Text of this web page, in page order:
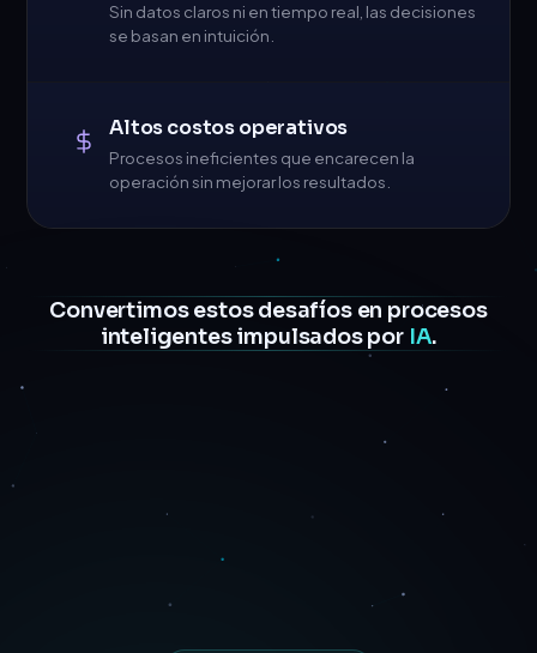
Sin datos claros ni en tiempo real, las decisiones
se basan en intuición.
Altos costos operativos
Procesos ineficientes que encarecen la
operación sin mejorar los resultados.
Convertimos estos desafíos en procesos
inteligentes impulsados por IA.